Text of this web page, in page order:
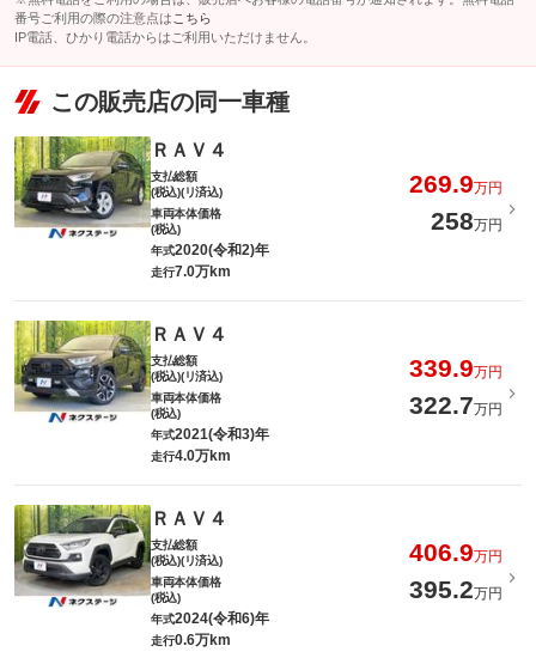
番号ご利用の際の注意点は こちら
IP電話、ひかり電話からはご利用いただけません。
この販売店の同一車種
ＲＡＶ４
支払総額
(税込)(リ済込)
269.9万円
車両本体価格
(税込)
258万円
年式2020(令和2)年
走行7.0万km
ＲＡＶ４
支払総額
(税込)(リ済込)
339.9万円
車両本体価格
(税込)
322.7万円
年式2021(令和3)年
走行4.0万km
ＲＡＶ４
支払総額
(税込)(リ済込)
406.9万円
車両本体価格
(税込)
395.2万円
年式2024(令和6)年
走行0.6万km